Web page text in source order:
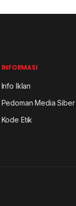
INFORMASI
Info Iklan
Pedoman Media Siber
Kode Etik